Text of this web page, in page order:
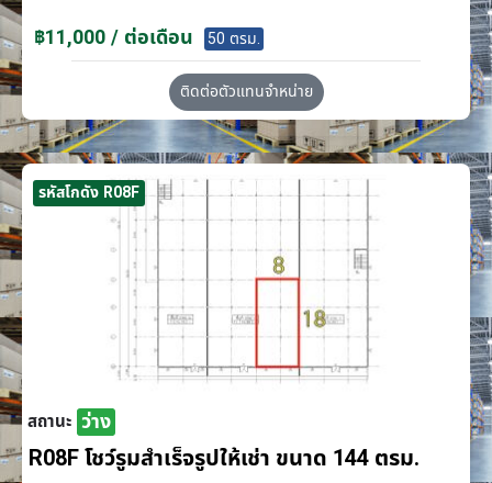
฿11,000 / ต่อเดือน 50 ตรม.
ติดต่อตัวแทนจำหน่าย
รหัสโกดัง R08F
สถานะ ว่าง
R08F โชว์รูมสำเร็จรูปให้เช่า ขนาด 144 ตรม.